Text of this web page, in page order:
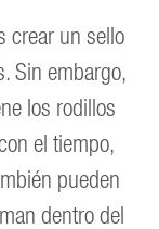
crear un sello
Sin embargo,
los rodillos
el tiempo,
pueden
dentro del